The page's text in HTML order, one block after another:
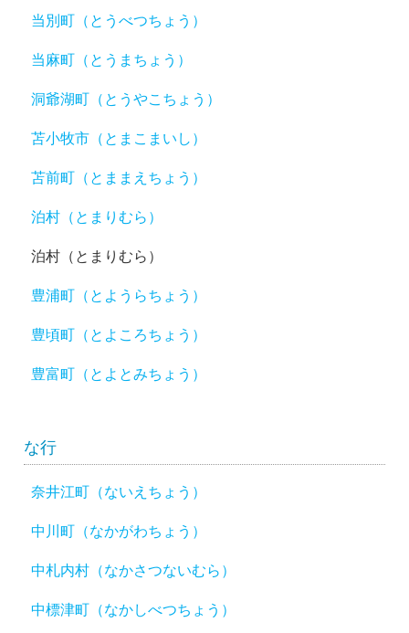
当別町（とうべつちょう）
当麻町（とうまちょう）
洞爺湖町（とうやこちょう）
苫小牧市（とまこまいし）
苫前町（とままえちょう）
泊村（とまりむら）
泊村（とまりむら）
豊浦町（とようらちょう）
豊頃町（とよころちょう）
豊富町（とよとみちょう）
な行
奈井江町（ないえちょう）
中川町（なかがわちょう）
中札内村（なかさつないむら）
中標津町（なかしべつちょう）